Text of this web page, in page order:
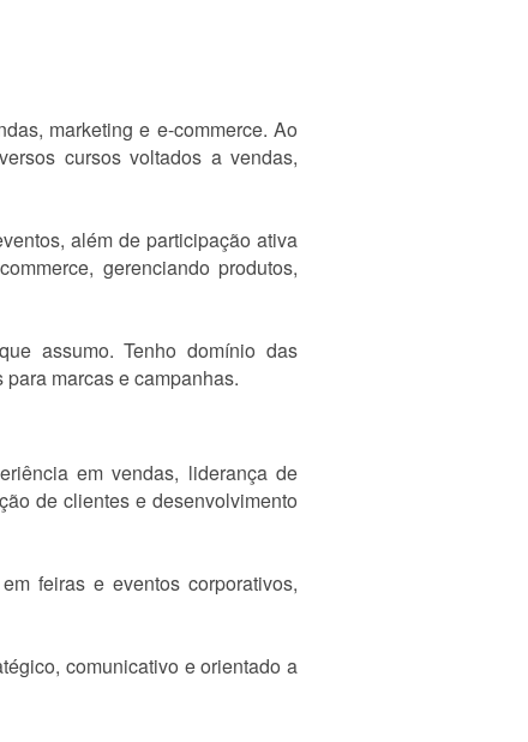
marketing e e-commerce. Ao
cursos voltados a vendas,
além de participação ativa
gerenciando produtos,
assumo. Tenho domínio das
marcas e campanhas.
em vendas, liderança de
de clientes e desenvolvimento
feiras e eventos corporativos,
comunicativo e orientado a